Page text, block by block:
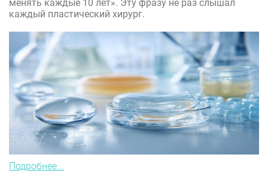
менять каждые 10 лет». Эту фразу не раз слышал
каждый пластический хирург.
Подробнее...